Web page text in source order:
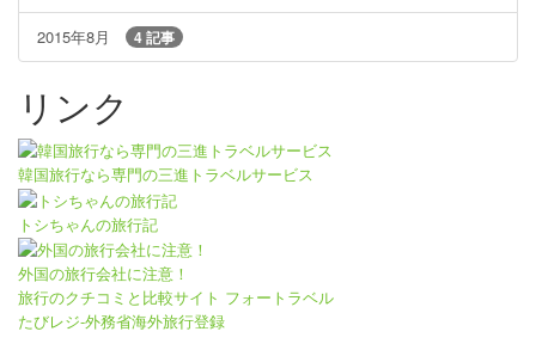
2015年8月 4 記事
リンク
韓国旅行なら専門の三進トラベルサービス
トシちゃんの旅行記
外国の旅行会社に注意！
旅行のクチコミと比較サイト フォートラベル
たびレジ-外務省海外旅行登録